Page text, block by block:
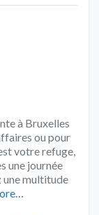
à Bruxelles
ou pour
votre refuge,
une journée
une multitude